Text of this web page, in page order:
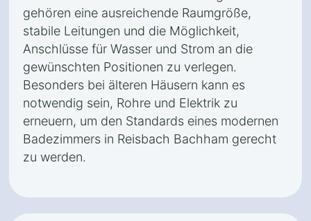
gehören eine ausreichende Raumgröße,
stabile Leitungen und die Möglichkeit,
Anschlüsse für Wasser und Strom an die
gewünschten Positionen zu verlegen.
Besonders bei älteren Häusern kann es
notwendig sein, Rohre und Elektrik zu
erneuern, um den Standards eines modernen
Badezimmers in Reisbach Bachham gerecht
zu werden.